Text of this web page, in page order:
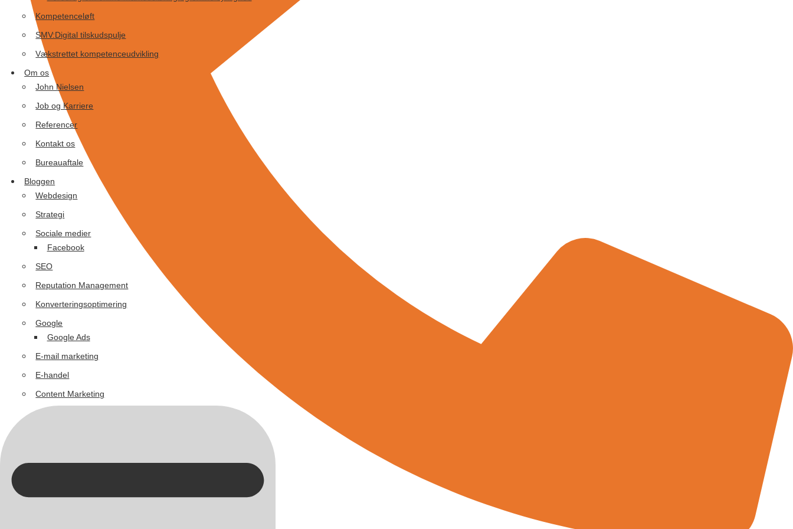
Kompetenceløft
SMV:Digital tilskudspulje
Vækstrettet kompetenceudvikling
Om os
John Nielsen
Job og Karriere
Referencer
Kontakt os
Bureauaftale
Bloggen
Webdesign
Strategi
Sociale medier
Facebook
SEO
Reputation Management
Konverteringsoptimering
Google
Google Ads
E-mail marketing
E-handel
Content Marketing